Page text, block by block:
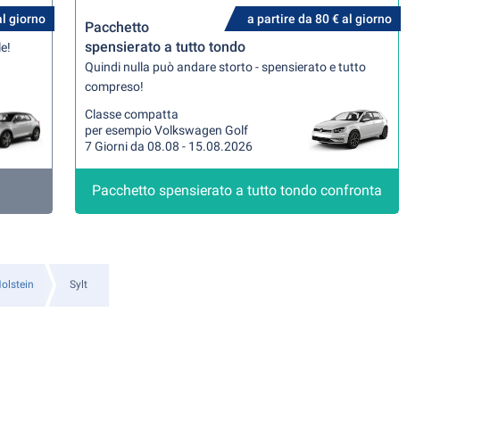
giorno a partire da 80 € al giorno
Pacchetto
spensierato a tutto tondo
Quindi nulla può andare storto - spensierato e tutto
compreso!
Classe compatta
per esempio Volkswagen Golf
7 Giorni da 08.08 - 15.08.2026
Pacchetto spensierato a tutto tondo confronta
Sylt